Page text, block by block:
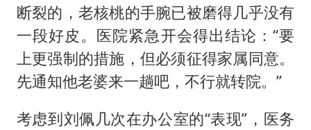
断裂的，老核桃的手腕已被磨得几乎没有
一段好皮。医院紧急开会得出结论：“要
上更强制的措施，但必须征得家属同意。
先通知他老婆来一趟吧，不行就转院。”
考虑到刘佩几次在办公室的“表现”，医务